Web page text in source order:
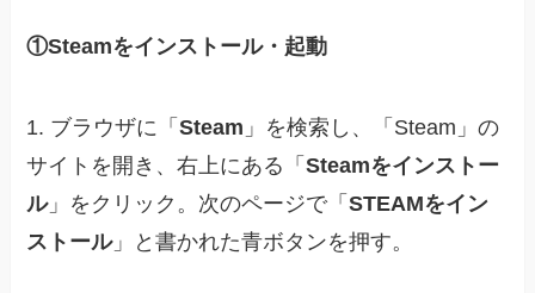
①Steamをインストール・起動
1. ブラウザに「Steam 」を検索し、「Steam」の
サイトを開き、右上にある「Steamをインストー
ル」をクリック。次のページで「STEAMをイン
ストール」と書かれた青ボタンを押す。